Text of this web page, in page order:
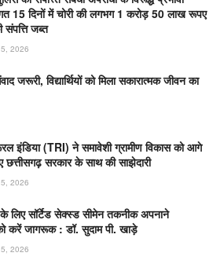
15 दिनों में चोरी की लगभग 1 करोड़ 50 लाख रूपए
जब्‍त
2026
जरूरी, विद्यार्थियों को मिला सकारात्मक जीवन का
इंडिया (TRI) ने समावेशी ग्रामीण विकास को आगे
छत्तीसगढ़ सरकार के साथ की साझेदारी
2026
लिए सॉर्टेड सेक्स्ड सीमेन तकनीक अपनाने
करें जागरूक : डॉ. सुदाम पी. खाड़े
2026